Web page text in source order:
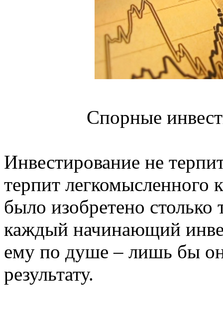
Спорные
Инвестирование не
терпит легкомысленного
было изобретено столько
каждый начинающий
ему по душе – лишь бы
результату.